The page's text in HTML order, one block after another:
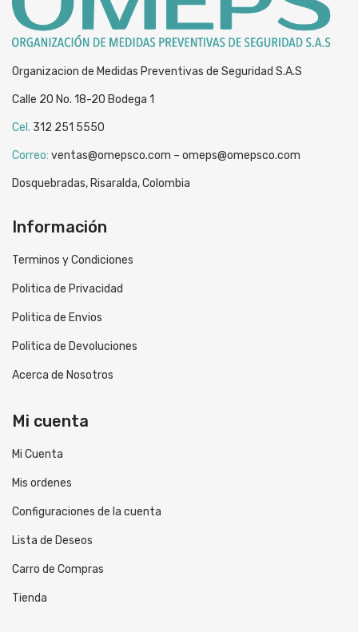
Organizacion de Medidas Preventivas de Seguridad S.A.S
Calle 20 No. 18-20 Bodega 1
Cel. 312 251 5550
Correo: ventas@omepsco.com – omeps@omepsco.com
Dosquebradas, Risaralda, Colombia
Información
Terminos y Condiciones
Politica de Privacidad
Politica de Envios
Politica de Devoluciones
Acerca de Nosotros
Mi cuenta
Mi Cuenta
Mis ordenes
Configuraciones de la cuenta
Lista de Deseos
Carro de Compras
Tienda